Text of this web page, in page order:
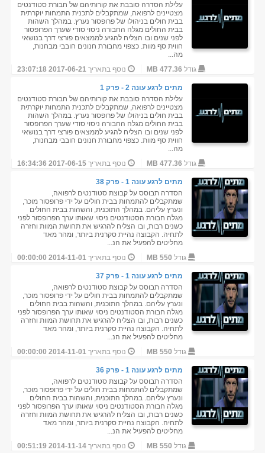
עלילת הסדרה סובבת את קורותיהם של חבורת סטודנטים
מצטיינים לרפואה, שמתקבלים לתכנית התמחות יוקרתית
בבית חולים בניהולו של פרופסור נערץ. במהלך השהות
בבית החולים מגלה החבורה ניסוי סודי שערך הפרופסור
לפני שנים ובו הצליח להגיע לממצאים פורצי דרך בנושאי
חווית סף מוות. כצפוי מחבורת חנונים חובבי מבחנות,
מה...
גודל 477.36 MB נוסף בתאריך2017-06-21 23:07:18
מתים לרגע עונה 2 - פרק 1
עלילת הסדרה סובבת את קורותיהם של חבורת סטודנטים
מצטיינים לרפואה, שמתקבלים לתכנית התמחות יוקרתית
בבית חולים בניהולו של פרופסור נערץ. במהלך השהות
בבית החולים מגלה החבורה ניסוי סודי שערך הפרופסור
לפני שנים ובו הצליח להגיע לממצאים פורצי דרך בנושאי
חווית סף מוות. כצפוי מחבורת חנונים חובבי מבחנות,
מה...
גודל 477.36 MB נוסף בתאריך2017-06-15 16:34:36
מתים לרגע עונה 1 - פרק 38
הסדרה תבוסס על קבוצת סטודנטים לרפואה,
שמתקבלים להתמחות בבית חולים על ידי פרופסור מוכר,
ונערץ עליהם. במהלך התוכנית, והשהות בבית החולים
מגלה חבורת הסטודנטים ניסוי שאותו ערך הפרופסור לפני
כשנים רבות, ובו הצליח להרגיש את תחושת המוות וחזרה
לתחיה. הקבוצה נהיית סקרנית ביותר, ומהר מאד
מחליטים להפעיל את הנ...
גודל 550 MB נוסף בתאריך2014-11-01 00:00:00
מתים לרגע עונה 1 - פרק 37
הסדרה תבוסס על קבוצת סטודנטים לרפואה,
שמתקבלים להתמחות בבית חולים על ידי פרופסור מוכר,
ונערץ עליהם. במהלך התוכנית, והשהות בבית החולים
מגלה חבורת הסטודנטים ניסוי שאותו ערך הפרופסור לפני
כשנים רבות, ובו הצליח להרגיש את תחושת המוות וחזרה
לתחיה. הקבוצה נהיית סקרנית ביותר, ומהר מאד
מחליטים להפעיל את הנ...
גודל 550 MB נוסף בתאריך2014-11-01 00:00:00
מתים לרגע עונה 1 - פרק 36
הסדרה תבוסס על קבוצת סטודנטים לרפואה,
שמתקבלים להתמחות בבית חולים על ידי פרופסור מוכר,
ונערץ עליהם. במהלך התוכנית, והשהות בבית החולים
מגלה חבורת הסטודנטים ניסוי שאותו ערך הפרופסור לפני
כשנים רבות, ובו הצליח להרגיש את תחושת המוות וחזרה
לתחיה. הקבוצה נהיית סקרנית ביותר, ומהר מאד
מחליטים להפעיל את הנ...
גודל 550 MB נוסף בתאריך2014-11-14 00:51:19